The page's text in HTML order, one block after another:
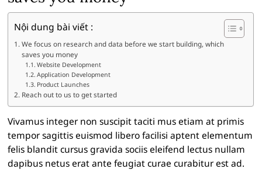
Nội dung bài viết :
We focus on research and data before we start building, which
saves you money
Website Development
Application Development
Product Launches
Reach out to us to get started
Vivamus integer non suscipit taciti mus etiam at primis
tempor sagittis euismod libero facilisi aptent elementum
felis blandit cursus gravida sociis eleifend lectus nullam
dapibus netus erat ante feugiat curae curabitur est ad.